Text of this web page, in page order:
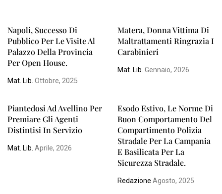
Napoli, Successo Di
Pubblico Per Le Visite Al
Palazzo Della Provincia
Per Open House.
Mat. Lib. Ottobre, 2025
Matera, Donna Vittima Di
Maltrattamenti Ringrazia I
Carabinieri
Mat. Lib. Gennaio, 2026
Piantedosi Ad Avellino Per
Premiare Gli Agenti
Distintisi In Servizio
Mat. Lib. Aprile, 2026
Esodo Estivo, Le Norme Di
Buon Comportamento Del
Compartimento Polizia
Stradale Per La Campania
E Basilicata Per La
Sicurezza Stradale.
Redazione Agosto, 2025